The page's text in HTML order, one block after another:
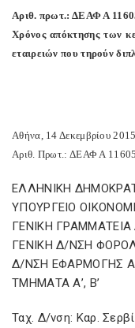
Αριθ. πρωτ.: ΔΕΑΦ Α
Χρόνος απόκτησης των
εταιρειών που τηρούν
Αθήνα, 14 Δεκεμβρίου 2015
Αριθ. Πρωτ.: ΔΕΑΦ Α
ΕΛΛΗΝΙΚΗ
ΥΠΟΥΡΓΕΙΟ
ΓΕΝΙΚΗ
ΓΕΝΙΚΗ Δ/ΝΣΗ
Δ/ΝΣΗ ΕΦΑΡΜΟΓΗΣ
ΤΜΗΜΑΤΑ Α’, Β’
Ταχ. Δ/νση: Καρ.